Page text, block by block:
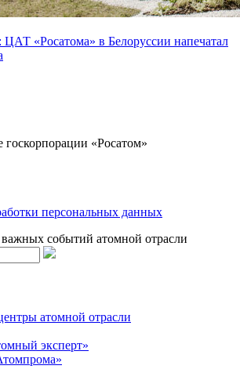
«Росатома» в Белоруссии напечатал
госкорпорации «Росатом»
персональных данных
важных событий атомной отрасли
атомной отрасли
эксперт»